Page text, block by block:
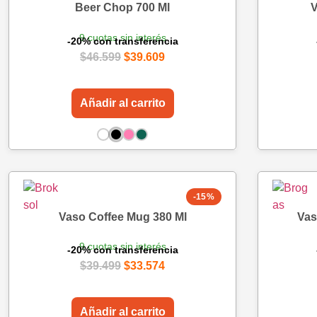
Beer Chop 700 Ml
9 cuotas sin interés
-20% con transferencia
$46.599 $39.609
Añadir al carrito
-15%
Vaso Coffee Mug 380 Ml
9 cuotas sin interés
-20% con transferencia
$39.499 $33.574
Añadir al carrito